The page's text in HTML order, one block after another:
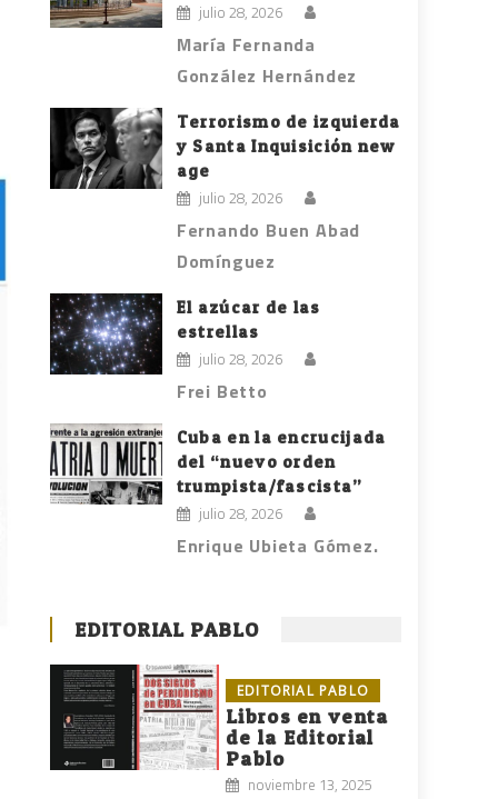
julio 28, 2026
María Fernanda
González Hernández
Terrorismo de izquierda
y Santa Inquisición new
age
julio 28, 2026
Fernando Buen Abad
Domínguez
El azúcar de las
estrellas
julio 28, 2026
Frei Betto
Cuba en la encrucijada
del “nuevo orden
trumpista/fascista”
julio 28, 2026
Enrique Ubieta Gómez.
EDITORIAL PABLO
EDITORIAL PABLO
Libros en venta
de la Editorial
Pablo
noviembre 13, 2025